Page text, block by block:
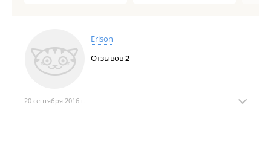
Erison
Отзывов2
20 сентября 2016 г.